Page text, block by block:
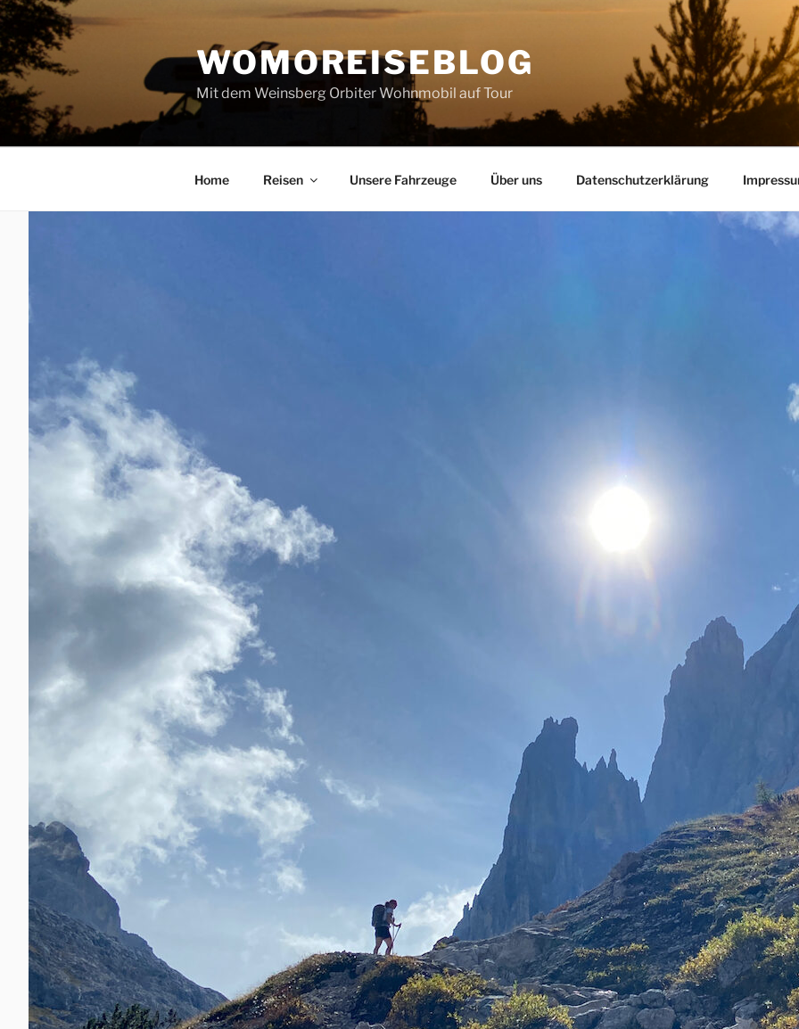
Zum
Inhalt
springen
WOMOREISEBLOG
Mit dem Weinsberg Orbiter Wohnmobil auf Tour
Home Reisen Unsere Fahrzeuge Über uns Datenschutzerklärung